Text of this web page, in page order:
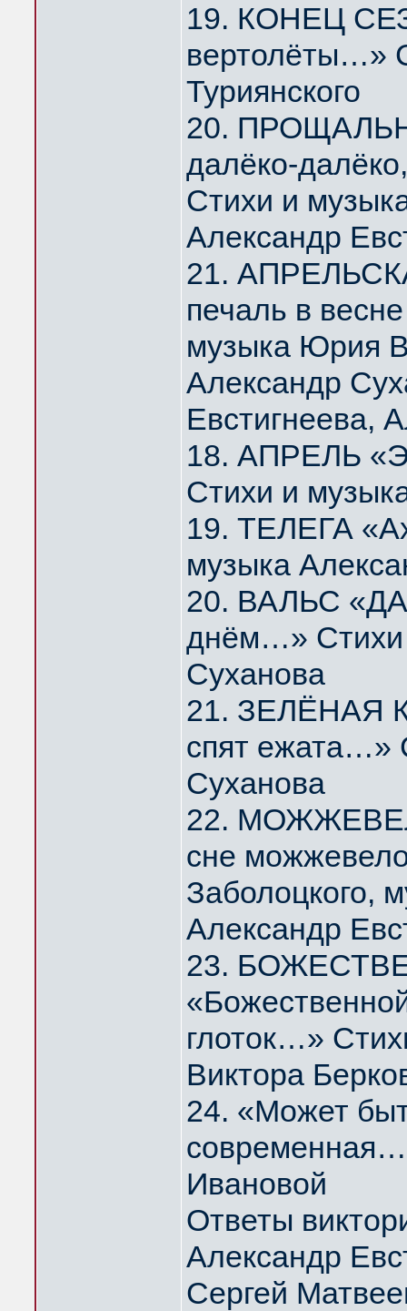
19. КОНЕЦ
вертолёты…»
Туриянского
20.
далёко-
Стихи и
Александр
21.
печаль в
музыка Юрия
Александр
Евстигнеева,
18. АПРЕЛЬ
Стихи и
19. ТЕЛЕГА
музыка
20. ВАЛЬС «ДА
днём…» Стихи
Суханова
21. ЗЕЛЁНАЯ
спят ежата…»
Суханова
22.
сне
Заболоцкого,
Александр
23.
глоток…»
Виктора
24. «Может
Ивановой
Ответы
Александр
Сергей